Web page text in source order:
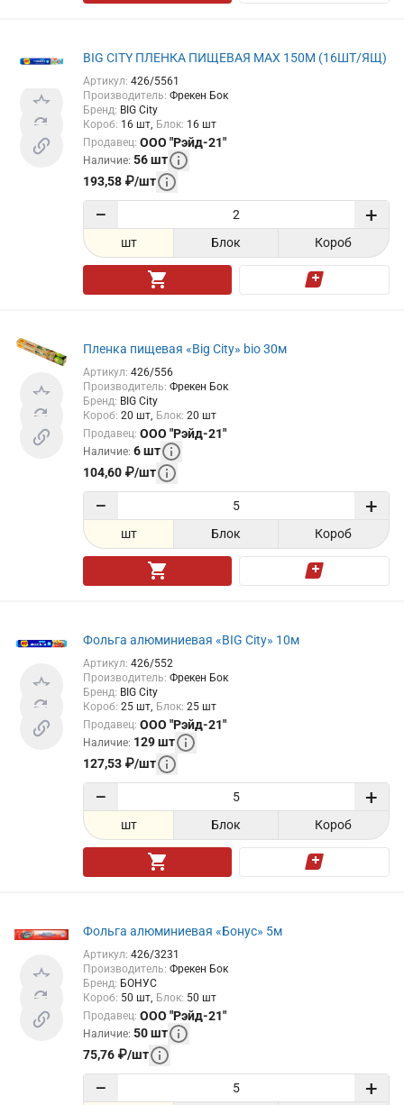
BIG CITY ПЛЕНКА ПИЩЕВАЯ MAX 150М (16ШТ/ЯЩ)
Артикул: 426/5561
Производитель: Фрекен Бок
Бренд: BIG City
Короб: 16 шт Блок: 16 шт
Продавец: ООО "Рэйд-21"
Наличие: 56шт
193,58 ₽/шт
− +
шт Блок Короб
Пленка пищевая «Big City» bio 30м
Артикул: 426/556
Производитель: Фрекен Бок
Бренд: BIG City
Короб: 20 шт Блок: 20 шт
Продавец: ООО "Рэйд-21"
Наличие: 6шт
104,60 ₽/шт
− +
шт Блок Короб
Фольга алюминиевая «BIG City» 10м
Артикул: 426/552
Производитель: Фрекен Бок
Бренд: BIG City
Короб: 25 шт Блок: 25 шт
Продавец: ООО "Рэйд-21"
Наличие: 129шт
127,53 ₽/шт
− +
шт Блок Короб
Фольга алюминиевая «Бонус» 5м
Артикул: 426/3231
Производитель: Фрекен Бок
Бренд: БОНУС
Короб: 50 шт Блок: 50 шт
Продавец: ООО "Рэйд-21"
Наличие: 50шт
75,76 ₽/шт
− +